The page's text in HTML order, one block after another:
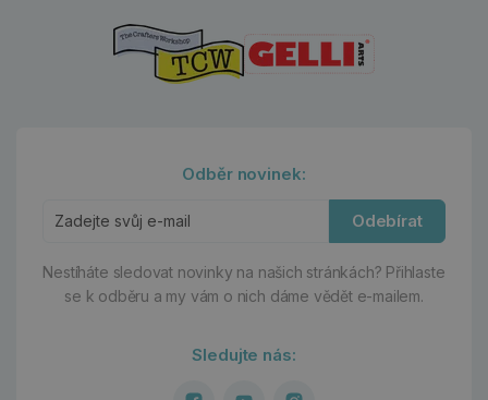
Odběr novinek:
Odebírat
Nestíháte sledovat novinky na našich stránkách? Přihlaste
se k odběru a my vám o nich dáme vědět e-mailem.
Sledujte nás: